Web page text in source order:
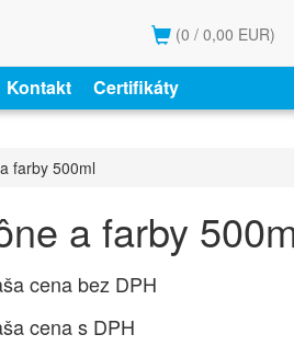
(0 / 0,00 EUR)
Kontakt Certifikáty
farby 500ml
a farby
cena bez DPH
cena s DPH